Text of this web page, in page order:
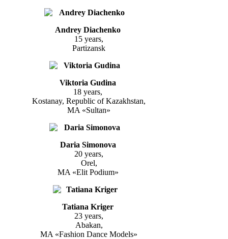
Andrey Diachenko
15 years,
Partizansk
Viktoria Gudina
18 years,
Kostanay, Republic of Kazakhstan,
MA «Sultan»
Daria Simonova
20 years,
Orel,
MA «Elit Podium»
Tatiana Kriger
23 years,
Abakan,
MA «Fashion Dance Models»